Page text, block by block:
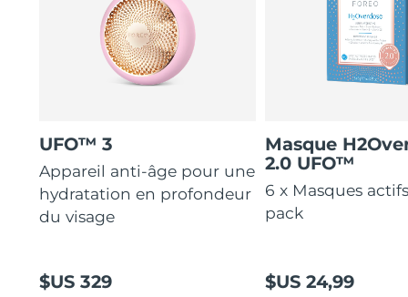
UFO™ 3
Appareil anti-âge pour une
hydratation en profondeur
du visage
$US 329
Masque
2.0 UFO™
6 x Masques
pack
$US 24,99